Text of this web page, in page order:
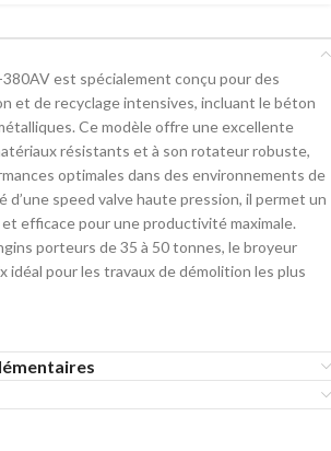
est spécialement conçu pour des
et de recyclage intensives, incluant le béton
Ce modèle offre une excellente
résistants et à son rotateur robuste,
optimales dans des environnements de
d’une speed valve haute pression, il permet un
efficace pour une productivité maximale.
porteurs de 35 à 50 tonnes, le broyeur
idéal pour les travaux de démolition les plus